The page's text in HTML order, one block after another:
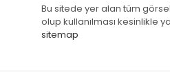
Bu sitede yer alan tüm
olup kullanılması kesinlikle
sitemap